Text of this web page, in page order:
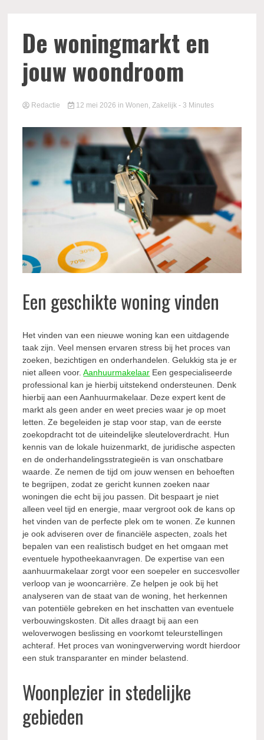
De woningmarkt en
jouw woondroom
Redactie 12 mei 2026 in Wonen, Zakelijk - 3 Minutes
Een geschikte woning vinden
Het vinden van een nieuwe woning kan een uitdagende
taak zijn. Veel mensen ervaren stress bij het proces van
zoeken, bezichtigen en onderhandelen. Gelukkig sta je er
niet alleen voor.Aanhuurmakelaar Een gespecialiseerde
professional kan je hierbij uitstekend ondersteunen. Denk
hierbij aan een Aanhuurmakelaar. Deze expert kent de
markt als geen ander en weet precies waar je op moet
letten. Ze begeleiden je stap voor stap, van de eerste
zoekopdracht tot de uiteindelijke sleuteloverdracht. Hun
kennis van de lokale huizenmarkt, de juridische aspecten
en de onderhandelingsstrategieën is van onschatbare
waarde. Ze nemen de tijd om jouw wensen en behoeften
te begrijpen, zodat ze gericht kunnen zoeken naar
woningen die echt bij jou passen. Dit bespaart je niet
alleen veel tijd en energie, maar vergroot ook de kans op
het vinden van de perfecte plek om te wonen. Ze kunnen
je ook adviseren over de financiële aspecten, zoals het
bepalen van een realistisch budget en het omgaan met
eventuele hypotheekaanvragen. De expertise van een
aanhuurmakelaar zorgt voor een soepeler en succesvoller
verloop van je wooncarrière. Ze helpen je ook bij het
analyseren van de staat van de woning, het herkennen
van potentiële gebreken en het inschatten van eventuele
verbouwingskosten. Dit alles draagt bij aan een
weloverwogen beslissing en voorkomt teleurstellingen
achteraf. Het proces van woningverwerving wordt hierdoor
een stuk transparanter en minder belastend.
Woonplezier in stedelijke
gebieden